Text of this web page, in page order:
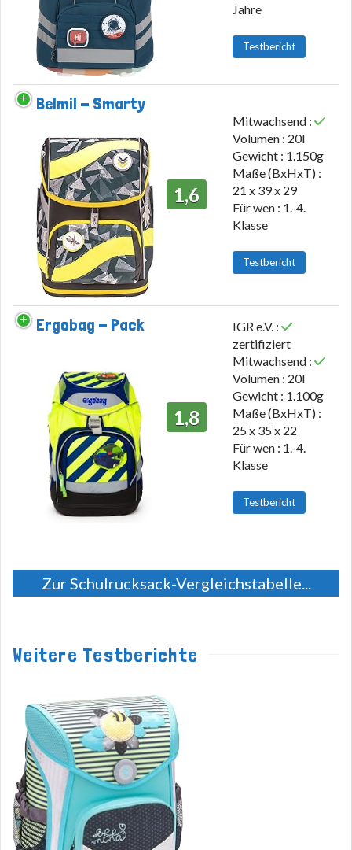
Jahre
Testbericht
Belmil - Smarty
1,6
Mitwachsend :
Volumen : 20l
Gewicht : 1.150g
Maße (BxHxT) :
21 x 39 x 29
Für wen : 1.-4.
Klasse
Testbericht
Ergobag - Pack
1,8
IGR e.V. :
zertifiziert
Mitwachsend :
Volumen : 20l
Gewicht : 1.100g
Maße (BxHxT) :
25 x 35 x 22
Für wen : 1.-4.
Klasse
Testbericht
Zur Schulrucksack-Vergleichstabelle...
Weitere Testberichte